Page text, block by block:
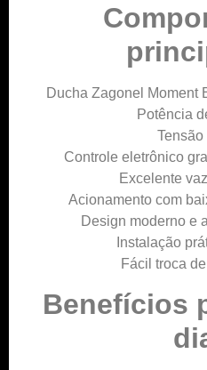
Ducha Zagonel Moment
Potência
Controle eletrônico
Excelente
Acionamento com
Design moderno e
Instalação
Fácil troca
Benefícios